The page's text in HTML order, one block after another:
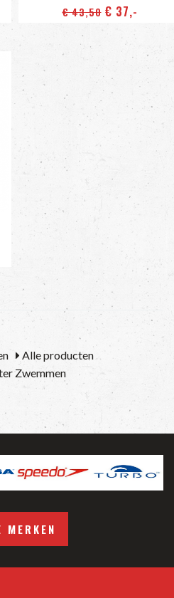
€ 43,50€ 37,-
Alle producten
Zwemmen
MERKEN